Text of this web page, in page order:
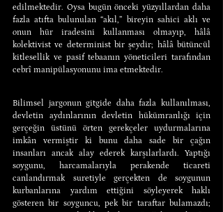
edilmektedir. Oysa bugün önceki yüzyıllardan daha
fazla atıfta bulunulan “akıl,” bireyin sahici aklı ve
onun hür iradesini kullanması olmayıp, hâlâ
kolektivist ve determinist bir şeydir; hâlâ bütüncül
kitlesellik ve pasif tebaanın yöneticileri tarafından
cebrî manipülasyonunu ima etmektedir.
Bilimsel jargonun gitgide daha fazla kullanılması,
devletin aydınlarının devletin hükümranlığı için
gerçeğin üstünü örten gerekçeler uydurmalarına
imkân vermiştir ki bunu daha sade bir çağın
insanları ancak alay ederek karşılarlardı. Yaptığı
soygunu, harcamalarıyla perakende ticareti
canlandırmak suretiyle gerçekten de soygunun
kurbanlarına yardım ettiğini söyleyerek haklı
gösteren bir soyguncu, pek bir taraftar bulamazdı;